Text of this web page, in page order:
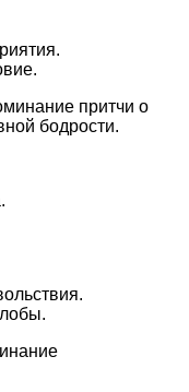
притчи о
бодрости.